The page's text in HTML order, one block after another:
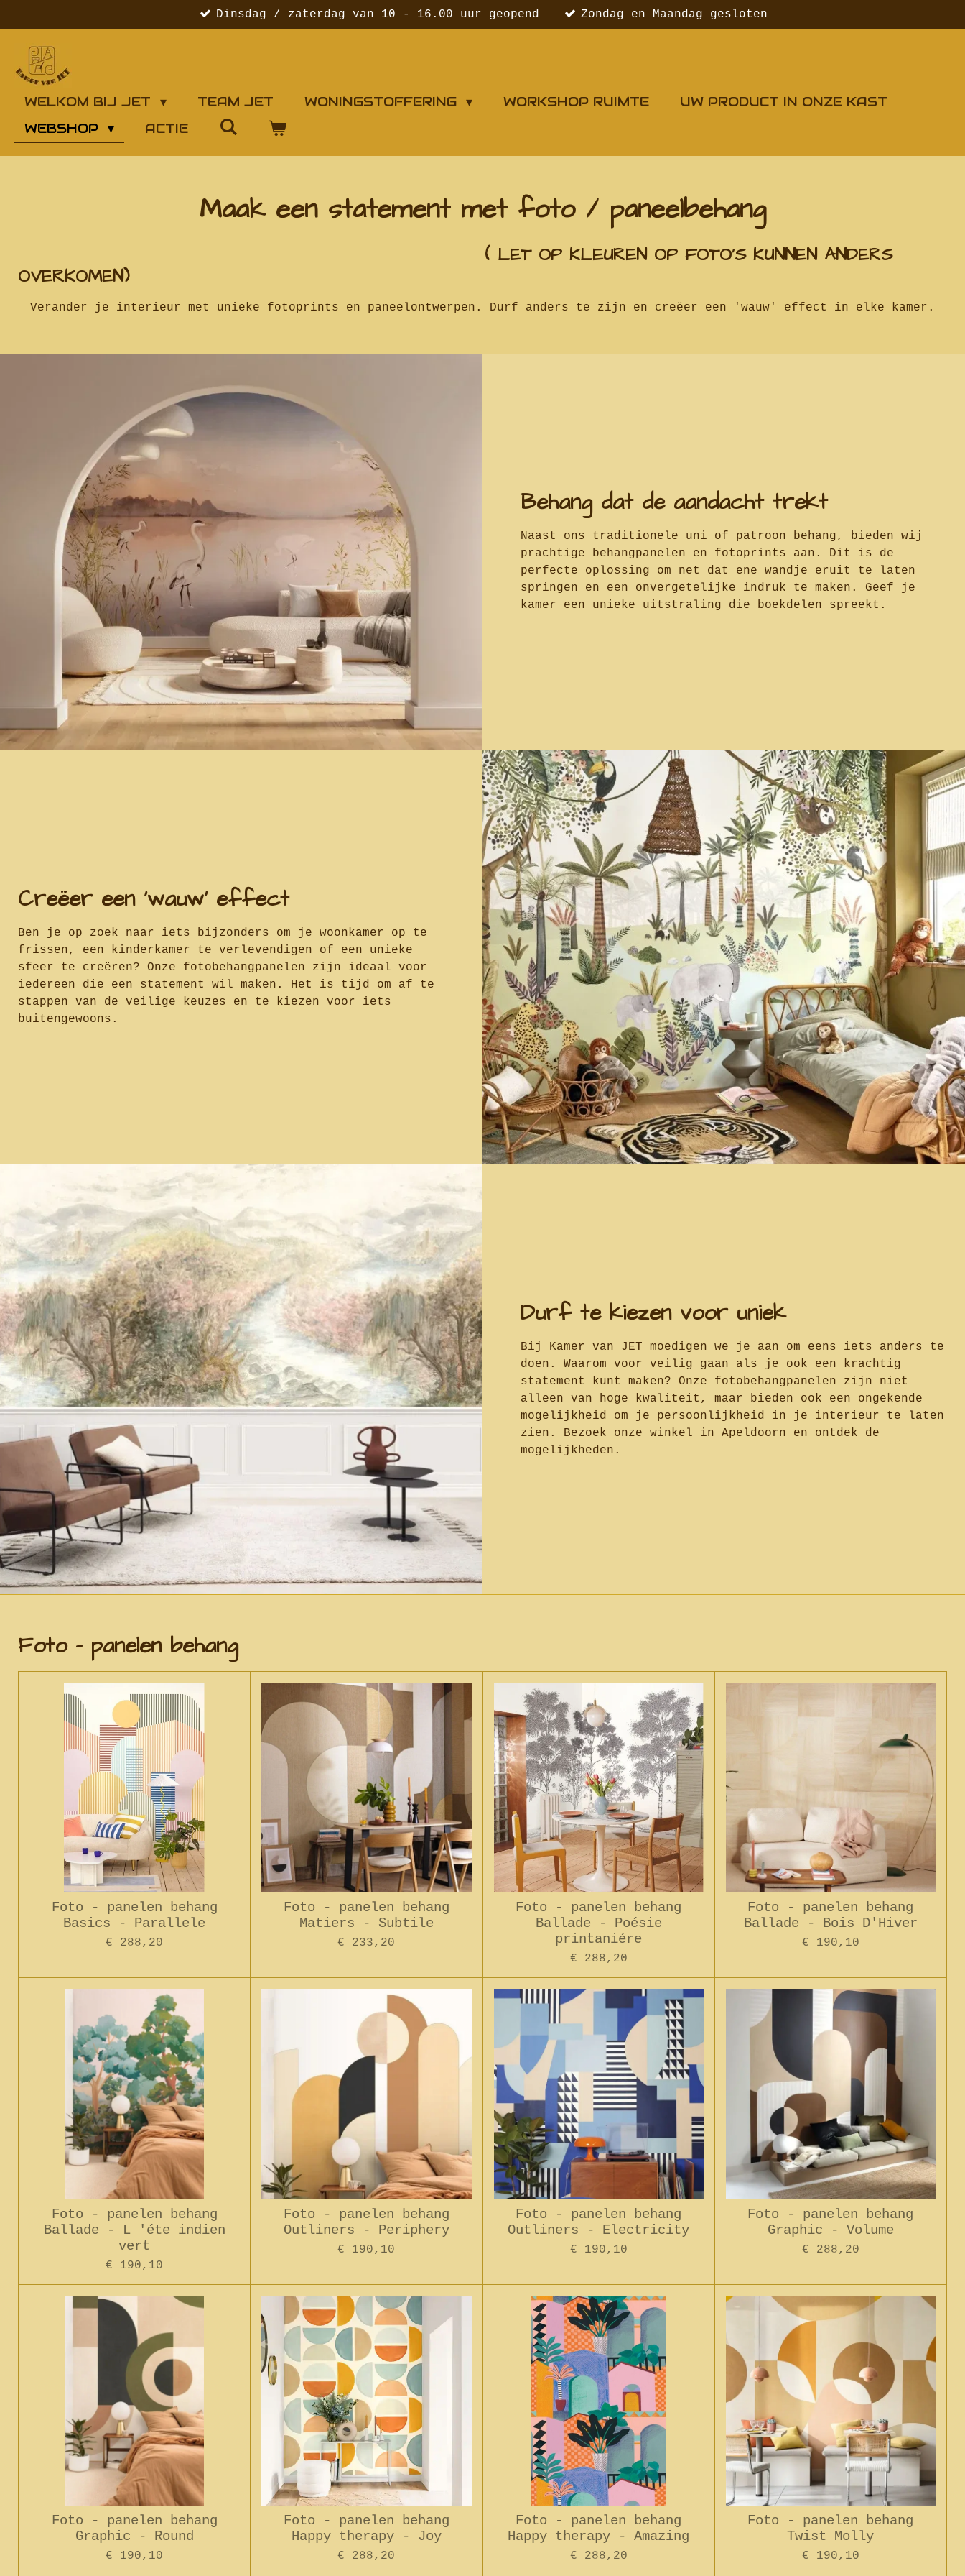
direct
naar
de
hoofdinhoud
Dinsdag / zaterdag van 10 - 16.00 uur geopend Zondag en Maandag gesloten
WELKOM BIJ JET TEAM JET WONINGSTOFFERING WORKSHOP RUIMTE
UW PRODUCT IN ONZE KAST
WEBSHOP
ACTIE
Maak een statement met foto / paneelbehang
( LET OP KLEUREN OP FOTO'S KUNNEN ANDERS
OVERKOMEN)
Verander je interieur met unieke fotoprints en paneelontwerpen. Durf anders te zijn en creëer een 'wauw' effect in elke kamer.
Behang dat de aandacht trekt
Naast ons traditionele uni of patroon behang, bieden wij
prachtige behangpanelen en fotoprints aan. Dit is de
perfecte oplossing om net dat ene wandje eruit te laten
springen en een onvergetelijke indruk te maken. Geef je
kamer een unieke uitstraling die boekdelen spreekt.
Creëer een 'wauw' effect
Ben je op zoek naar iets bijzonders om je woonkamer op te
frissen, een kinderkamer te verlevendigen of een unieke
sfeer te creëren? Onze fotobehangpanelen zijn ideaal voor
iedereen die een statement wil maken. Het is tijd om af te
stappen van de veilige keuzes en te kiezen voor iets
buitengewoons.
Durf te kiezen voor uniek
Bij Kamer van JET moedigen we je aan om eens iets anders te
doen. Waarom voor veilig gaan als je ook een krachtig
statement kunt maken? Onze fotobehangpanelen zijn niet
alleen van hoge kwaliteit, maar bieden ook een ongekende
mogelijkheid om je persoonlijkheid in je interieur te laten
zien. Bezoek onze winkel in Apeldoorn en ontdek de
mogelijkheden.
Foto - panelen behang
Foto - panelen behang
Basics - Parallele
€ 288,20
Foto - panelen behang
Matiers - Subtile
€ 233,20
Foto - panelen behang
Ballade - Poésie
printaniére
€ 288,20
Foto - panelen behang
Ballade - Bois D'Hiver
€ 190,10
Foto - panelen behang
Ballade - L 'éte indien
vert
€ 190,10
Foto - panelen behang
Outliners - Periphery
€ 190,10
Foto - panelen behang
Outliners - Electricity
€ 190,10
Foto - panelen behang
Graphic - Volume
€ 288,20
Foto - panelen behang
Graphic - Round
€ 190,10
Foto - panelen behang
Happy therapy - Joy
€ 288,20
Foto - panelen behang
Happy therapy - Amazing
€ 288,20
Foto - panelen behang
Twist Molly
€ 190,10